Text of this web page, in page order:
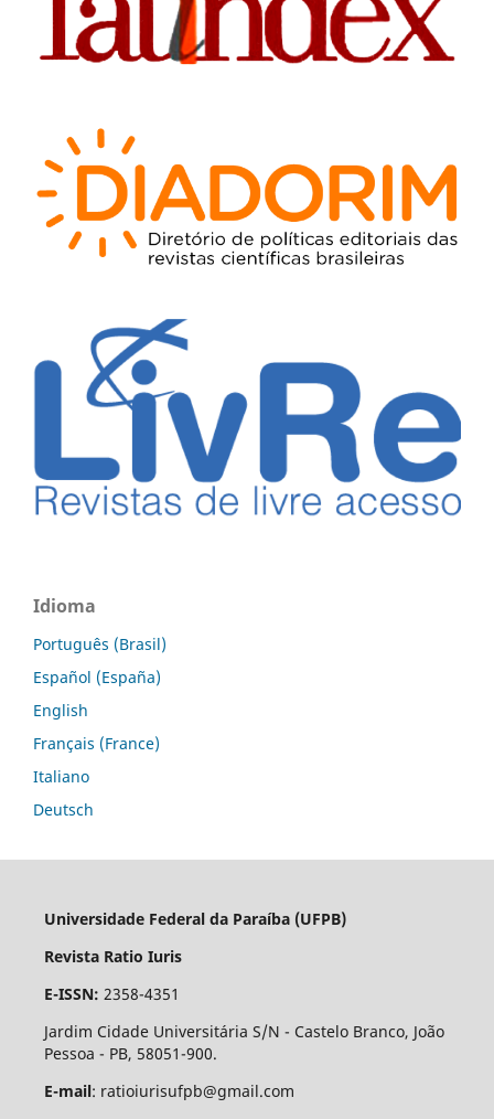
Idioma
Português (Brasil)
Español (España)
English
Français (France)
Italiano
Deutsch
Universidade Federal da Paraíba (UFPB)
Revista Ratio Iuris
E-ISSN: 2358-4351
Jardim Cidade Universitária S/N - Castelo Branco, João
Pessoa - PB, 58051-900.
E-mail: ratioiurisufpb@gmail.com